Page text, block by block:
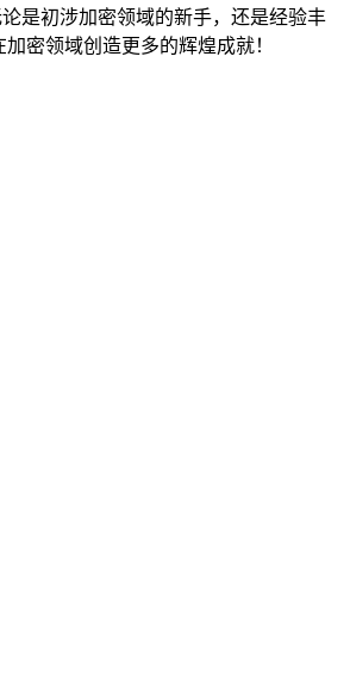
是初涉加密领域的新手，还是经验丰
密领域创造更多的辉煌成就！